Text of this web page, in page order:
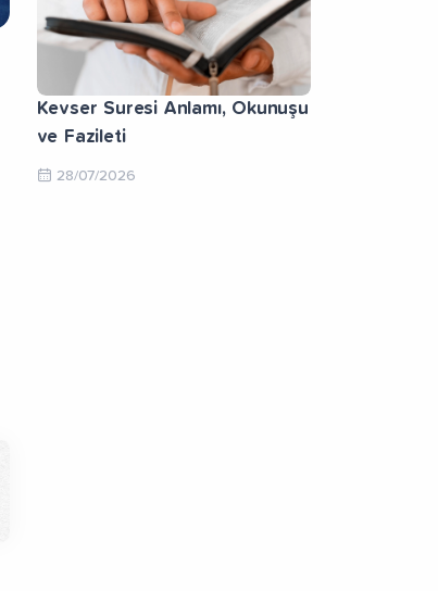
Kevser Suresi Anlamı, Okunuşu
ve Fazileti
28/07/2026